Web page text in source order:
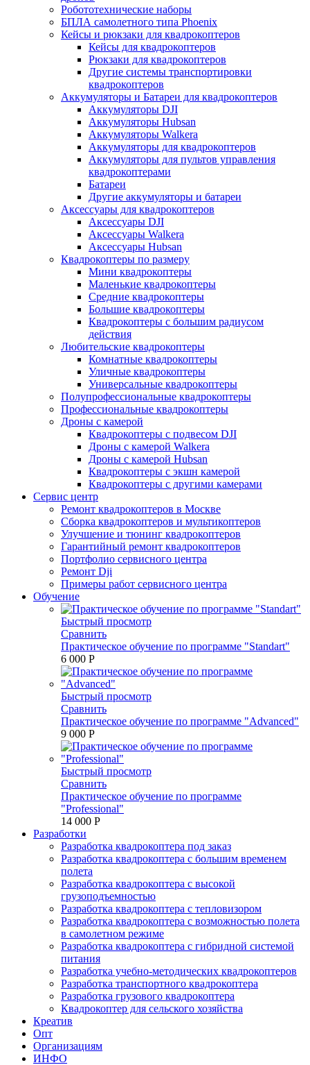
Робототехнические наборы
БПЛА самолетного типа Phoenix
Кейсы и рюкзаки для квадрокоптеров
Кейсы для квадрокоптеров
Рюкзаки для квадрокоптеров
Другие системы транспортировки
квадрокоптеров
Аккумуляторы и Батареи для квадрокоптеров
Аккумуляторы DJI
Аккумуляторы Hubsan
Аккумуляторы Walkera
Аккумуляторы для квадрокоптеров
Аккумуляторы для пультов управления
квадрокоптерами
Батареи
Другие аккумуляторы и батареи
Аксессуары для квадрокоптеров
Аксессуары DJI
Аксессуары Walkera
Аксессуары Hubsan
Квадрокоптеры по размеру
Мини квадрокоптеры
Маленькие квадрокоптеры
Средние квадрокоптеры
Большие квадрокоптеры
Квадрокоптеры с большим радиусом
действия
Любительские квадрокоптеры
Комнатные квадрокоптеры
Уличные квадрокоптеры
Универсальные квадрокоптеры
Полупрофессиональные квадрокоптеры
Профессиональные квадрокоптеры
Дроны с камерой
Квадрокоптеры с подвесом DJI
Дроны с камерой Walkera
Дроны с камерой Hubsan
Квадрокоптеры с экшн камерой
Квадрокоптеры с другими камерами
Сервис центр
Ремонт квадрокоптеров в Москве
Сборка квадрокоптеров и мультикоптеров
Улучшение и тюнинг квадрокоптеров
Гарантийный ремонт квадрокоптеров
Портфолио сервисного центра
Ремонт Dji
Примеры работ сервисного центра
Обучение
Быстрый просмотр
Сравнить
Практическое обучение по программе "Standart"
6 000 P
Быстрый просмотр
Сравнить
Практическое обучение по программе "Advanced"
9 000 P
Быстрый просмотр
Сравнить
Практическое обучение по программе
"Professional"
14 000 P
Разработки
Разработка квадрокоптера под заказ
Разработка квадрокоптера с большим временем
полета
Разработка квадрокоптера с высокой
грузоподъемностью
Разработка квадрокоптера с тепловизором
Разработка квадрокоптера с возможностью полета
в самолетном режиме
Разработка квадрокоптера с гибридной системой
питания
Разработка учебно-методических квадрокоптеров
Разработка транспортного квадрокоптера
Разработка грузового квадрокоптера
Квадрокоптер для сельского хозяйства
Креатив
Опт
Организациям
ИНФО